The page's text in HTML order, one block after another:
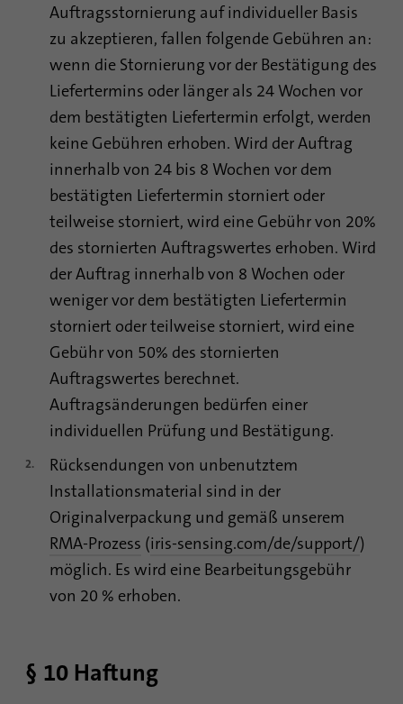
Auftragsstornierung auf individueller Basis
zu akzeptieren, fallen folgende Gebühren an:
wenn die Stornierung vor der Bestätigung des
Liefertermins oder länger als 24 Wochen vor
dem bestätigten Liefertermin erfolgt, werden
keine Gebühren erhoben. Wird der Auftrag
innerhalb von 24 bis 8 Wochen vor dem
bestätigten Liefertermin storniert oder
teilweise storniert, wird eine Gebühr von 20%
des stornierten Auftragswertes erhoben. Wird
der Auftrag innerhalb von 8 Wochen oder
weniger vor dem bestätigten Liefertermin
storniert oder teilweise storniert, wird eine
Gebühr von 50% des stornierten
Auftragswertes berechnet.
Auftragsänderungen bedürfen einer
individuellen Prüfung und Bestätigung.
Rücksendungen von unbenutztem
Installationsmaterial sind in der
Originalverpackung und gemäß unserem
RMA-Prozess (iris-sensing.com/de/support/)
möglich. Es wird eine Bearbeitungsgebühr
von 20 % erhoben.
§ 10 Haftung